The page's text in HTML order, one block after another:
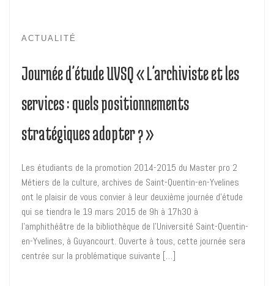
ACTUALITÉ
Journée d’étude UVSQ « L’archiviste et les
services : quels positionnements
stratégiques adopter ? »
Les étudiants de la promotion 2014-2015 du Master pro 2
Métiers de la culture, archives de Saint-Quentin-en-Yvelines
ont le plaisir de vous convier à leur deuxième journée d’étude
qui se tiendra le 19 mars 2015 de 9h à 17h30 à
l’amphithéâtre de la bibliothèque de l’Université Saint-Quentin-
en-Yvelines, à Guyancourt. Ouverte à tous, cette journée sera
centrée sur la problématique suivante […]